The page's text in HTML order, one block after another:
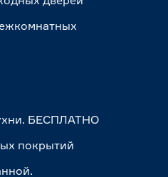
БЕСПЛАТНО
покрытий